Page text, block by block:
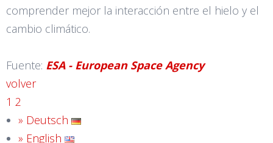
comprender mejor la interacción entre el hielo y el
cambio climático.
Fuente: ESA - European Space Agency
volver
1 2
» Deutsch
» English